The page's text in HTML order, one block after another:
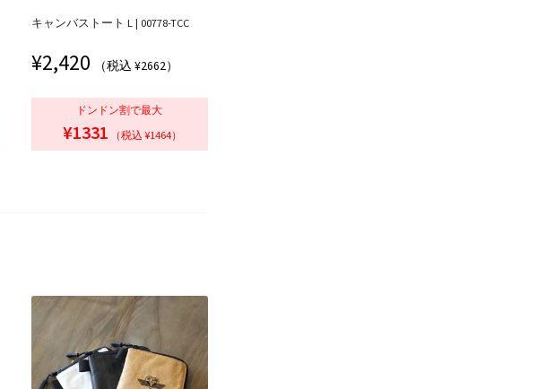
キャンバストート L | 00778-TCC
¥2,420 （税込 ¥2662）
ドンドン割で最大
¥1331 （税込 ¥1464）